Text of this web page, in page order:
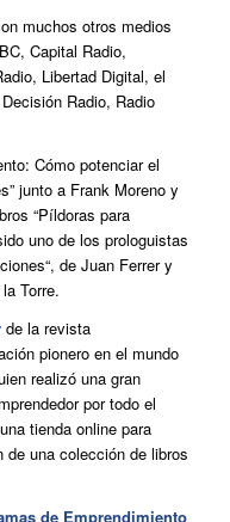
muchos otros medios
Capital Radio,
Libertad Digital, el
Radio, Radio
Cómo potenciar el
junto a Frank Moreno y
“Píldoras para
uno de los prologuistas
de Juan Ferrer y
Torre.
de la revista
pionero en el mundo
realizó una gran
por todo el
tienda online para
de una colección de libros
de Emprendimiento